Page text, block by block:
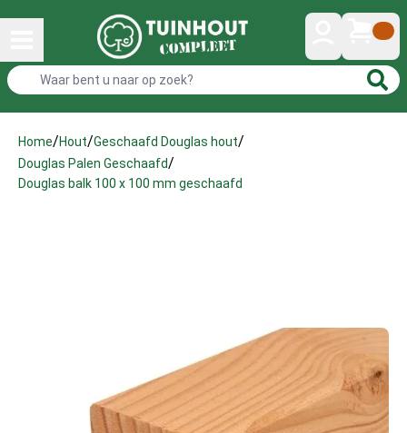
Home/Hout/Geschaafd Douglas hout/
Douglas Palen Geschaafd/
Douglas balk 100 x 100 mm geschaafd